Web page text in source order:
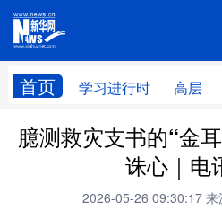
首页 学习进行时 高层
网站
学习进行时 高层
财经
臆测救灾支书的“金
诛心｜电
2026-05-26 09:30:17 来